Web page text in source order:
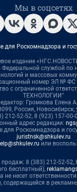
Мы в соцсетях
для Роскомнадзора и
издание
Федеральной службой по
и массовых
номер ЭЛ № ФС
с ограниченной
ТЕХНОЛОГИИ"
Громкова Елена
Россия, Новосибирск,
212-52-52, 8 (923) 157-00-
адрес редакции:
для Роскомнадзора и
juristnsk@shkulev.ru
или
8 (383) 212-52-52,
бесплатный),
не несет
содержащейся в